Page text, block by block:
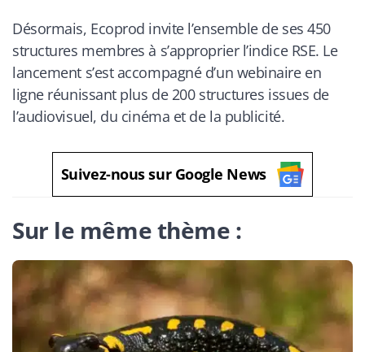
Désormais, Ecoprod invite l’ensemble de ses 450
structures membres à s’approprier l’indice RSE. Le
lancement s’est accompagné d’un webinaire en
ligne réunissant plus de 200 structures issues de
l’audiovisuel, du cinéma et de la publicité.
Suivez-nous sur Google News
Sur le même thème :